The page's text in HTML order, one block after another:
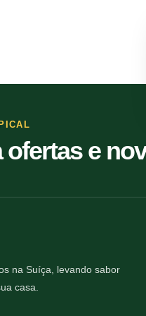
ofertas e
na Suíça, levando sabor
casa.